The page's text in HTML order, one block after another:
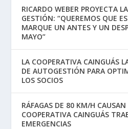
RICARDO WEBER PROYECTA
GESTIÓN: “QUEREMOS QUE
MARQUE UN ANTES Y UN
MAYO”
LA COOPERATIVA CAINGUÁS
DE AUTOGESTIÓN PARA
LOS SOCIOS
RÁFAGAS DE 80 KM/H CAUSAN
COOPERATIVA CAINGUÁS
EMERGENCIAS